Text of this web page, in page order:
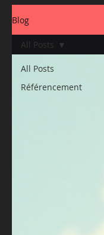
Blog
All Posts
Référencement
All Posts